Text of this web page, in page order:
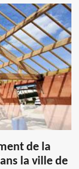
de la
la ville de